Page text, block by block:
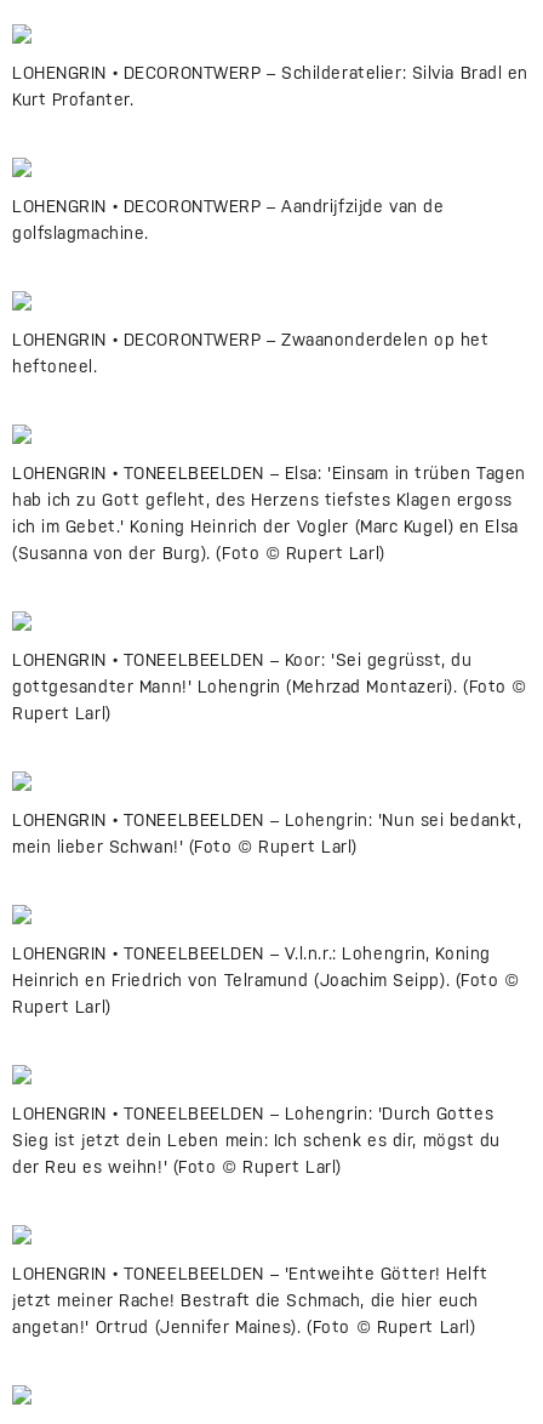
LOHENGRIN • DECORONTWERP – Schilderatelier: Silvia Bradl en
Kurt Profanter.
LOHENGRIN • DECORONTWERP – Aandrijfzijde van de
golfslagmachine.
LOHENGRIN • DECORONTWERP – Zwaanonderdelen op het
heftoneel.
LOHENGRIN • TONEELBEELDEN – Elsa: 'Einsam in trüben Tagen
hab ich zu Gott gefleht, des Herzens tiefstes Klagen ergoss
ich im Gebet.' Koning Heinrich der Vogler (Marc Kugel) en Elsa
(Susanna von der Burg). (Foto © Rupert Larl)
LOHENGRIN • TONEELBEELDEN – Koor: 'Sei gegrüsst, du
gottgesandter Mann!' Lohengrin (Mehrzad Montazeri). (Foto ©
Rupert Larl)
LOHENGRIN • TONEELBEELDEN – Lohengrin: 'Nun sei bedankt,
mein lieber Schwan!' (Foto © Rupert Larl)
LOHENGRIN • TONEELBEELDEN – V.l.n.r.: Lohengrin, Koning
Heinrich en Friedrich von Telramund (Joachim Seipp). (Foto ©
Rupert Larl)
LOHENGRIN • TONEELBEELDEN – Lohengrin: 'Durch Gottes
Sieg ist jetzt dein Leben mein: Ich schenk es dir, mögst du
der Reu es weihn!' (Foto © Rupert Larl)
LOHENGRIN • TONEELBEELDEN – 'Entweihte Götter! Helft
jetzt meiner Rache! Bestraft die Schmach, die hier euch
angetan!' Ortrud (Jennifer Maines). (Foto © Rupert Larl)